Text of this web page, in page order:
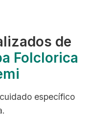
de
Folclorica
específico